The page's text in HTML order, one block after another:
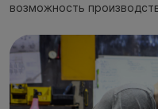
возможность